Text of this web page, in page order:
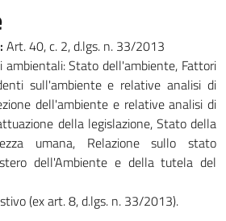
Art. 40, c. 2, d.lgs. n. 33/2013
ambientali: Stato dell'ambiente, Fattori
sull'ambiente e relative analisi di
dell'ambiente e relative analisi di
della legislazione, Stato della
umana, Relazione sullo stato
dell'Ambiente e della tutela del
(ex art. 8, d.lgs. n. 33/2013).